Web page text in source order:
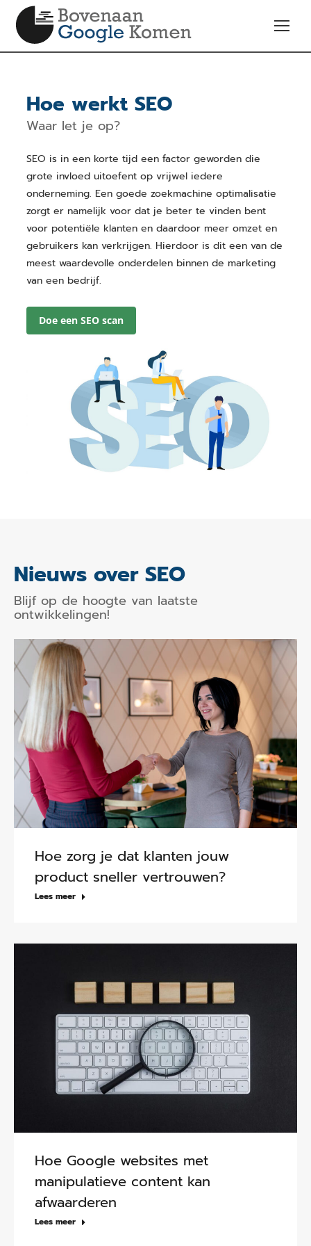
Hoe werkt SEO
Waar let je op?
SEO is in een korte tijd een factor geworden die
grote invloed uitoefent op vrijwel iedere
onderneming. Een goede zoekmachine optimalisatie
zorgt er namelijk voor dat je beter te vinden bent
voor potentiële klanten en daardoor meer omzet en
gebruikers kan verkrijgen. Hierdoor is dit een van de
meest waardevolle onderdelen binnen de marketing
van een bedrijf.
Doe een SEO scan
Nieuws over SEO
Blijf op de hoogte van laatste
ontwikkelingen!
Hoe zorg je dat klanten jouw
product sneller vertrouwen?
Lees meer
Hoe Google websites met
manipulatieve content kan
afwaarderen
Lees meer